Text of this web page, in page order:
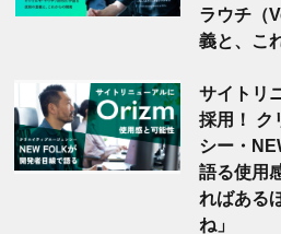
ラウチ（
義と、こ
サイトリ
採用！ ク
シー・
語る使用
ればある
ね」